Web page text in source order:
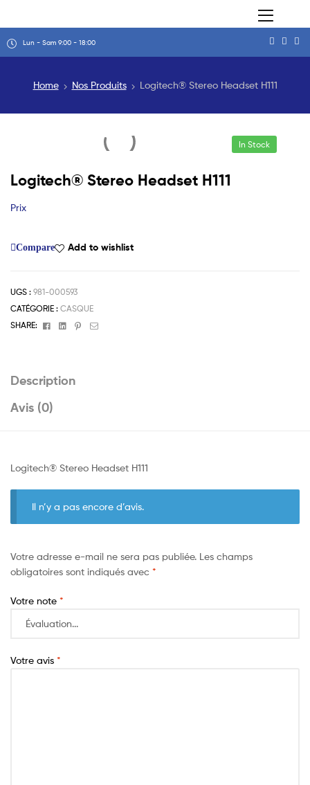
Lun - Sam 9:00 - 18:00
Home Nos Produits Logitech® Stereo Headset H111
In Stock
Logitech® Stereo Headset H111
Prix
Compare Add to wishlist
UGS : 981-000593
CATÉGORIE : CASQUE
SHARE:
FacebookLinkedinPinterest
Email
Description
Avis (0)
Logitech® Stereo Headset H111
Il n’y a pas encore d’avis.
Votre adresse e-mail ne sera pas publiée. Les champs
obligatoires sont indiqués avec *
Votre note *
Votre avis *